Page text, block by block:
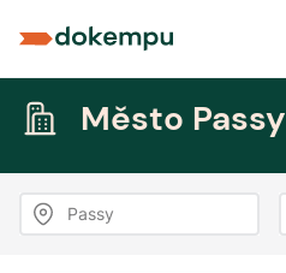
Město Passy
Passy